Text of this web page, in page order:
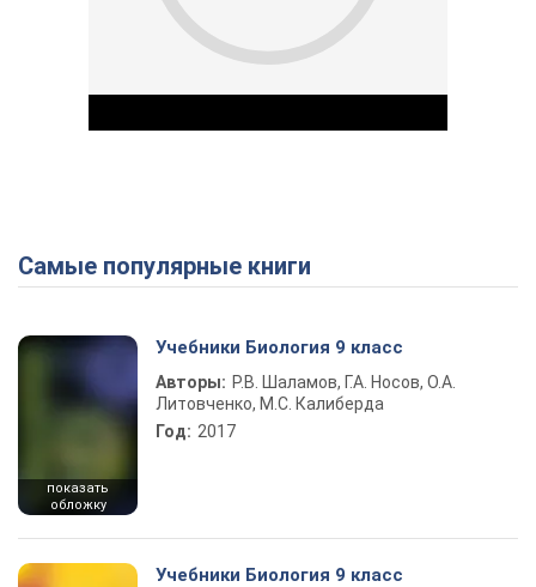
Play Video
Самые популярные книги
показать
обложку
Учебники Биология 9 класс
Авторы: Р.В. Шаламов, Г.А. Носов, О.А.
Литовченко, М.С. Калиберда
Год: 2017
Учебники Биология 9 класс